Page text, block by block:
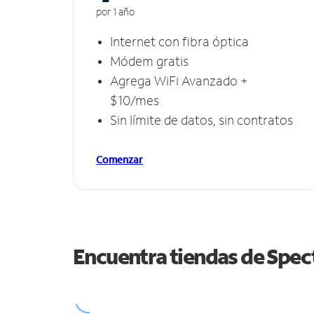
por 1 año
Internet con fibra óptica
Módem gratis
Agrega WiFi Avanzado +
$10/mes
Sin límite de datos, sin contratos
Comenzar
Encuentra tiendas de